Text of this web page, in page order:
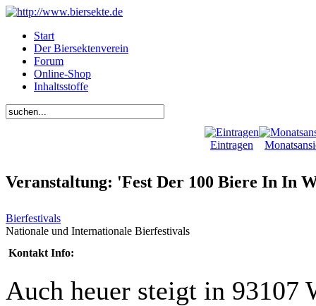
Start
Der Biersektenverein
Forum
Online-Shop
Inhaltsstoffe
Eintragen
Veranstaltung: 'Fest Der 100 Biere In In
Bierfestivals
Nationale und Internationale Bierfestivals
Kontakt Info:
Auch heuer steigt in 93107